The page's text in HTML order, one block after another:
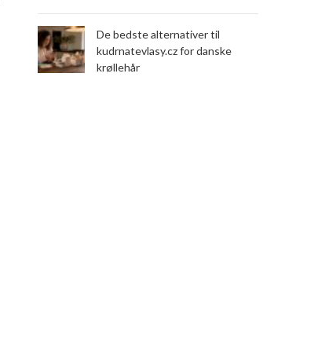
De bedste alternativer til
kudrnatevlasy.cz for danske
krøllehår